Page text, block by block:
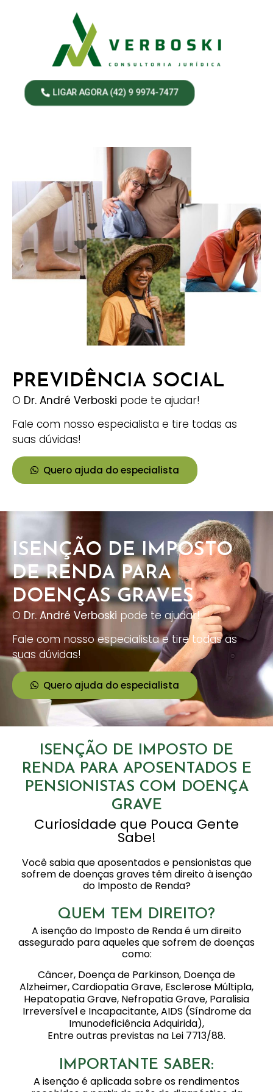
LIGAR AGORA (42) 9 9974-7477
PREVIDÊNCIA SOCIAL
O Dr. André Verboski pode te ajudar!
Fale com nosso especialista e tire todas as
suas dúvidas!
Quero ajuda do especialista
ISENÇÃO DE IMPOSTO
DE RENDA PARA
DOENÇAS GRAVES
O Dr. André Verboski pode te ajudar!
Fale com nosso especialista e tire todas as
suas dúvidas!
Quero ajuda do especialista
ISENÇÃO DE IMPOSTO DE
RENDA PARA APOSENTADOS E
PENSIONISTAS COM DOENÇA
GRAVE
Curiosidade que Pouca Gente
Sabe!
Você sabia que aposentados e pensionistas que
sofrem de doenças graves têm direito à isenção
do Imposto de Renda?
QUEM TEM DIREITO?
A isenção do Imposto de Renda é um direito
assegurado para aqueles que sofrem de doenças
como:
Câncer, Doença de Parkinson, Doença de
Alzheimer, Cardiopatia Grave, Esclerose Múltipla,
Hepatopatia Grave, Nefropatia Grave, Paralisia
Irreversível e Incapacitante, AIDS (Síndrome da
Imunodeficiência Adquirida),
Entre outras previstas na Lei 7713/88.
IMPORTANTE SABER:
A isenção é aplicada sobre os rendimentos